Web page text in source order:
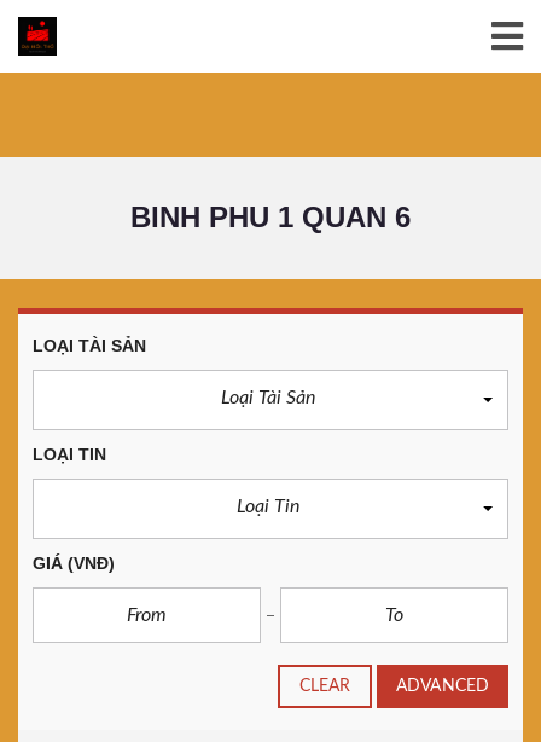
BINH PHU 1 QUAN 6
LOẠI TÀI SẢN
Loại Tài Sản
LOẠI TIN
Loại Tin
GIÁ (VNĐ)
CLEAR ADVANCED